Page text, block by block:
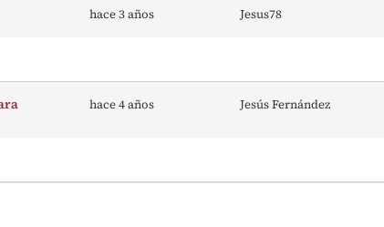
hace 3 años Jesus78
hace 4 años Jesús Fernández